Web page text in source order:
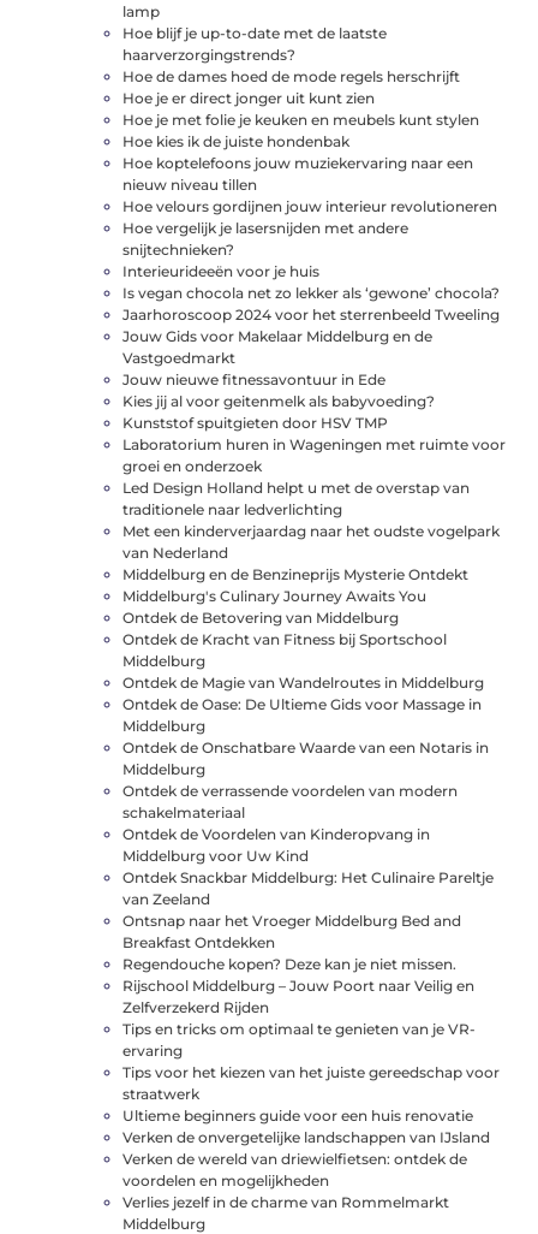
lamp
Hoe blijf je up-to-date met de laatste
haarverzorgingstrends?
Hoe de dames hoed de mode regels herschrijft
Hoe je er direct jonger uit kunt zien
Hoe je met folie je keuken en meubels kunt stylen
Hoe kies ik de juiste hondenbak
Hoe koptelefoons jouw muziekervaring naar een
nieuw niveau tillen
Hoe velours gordijnen jouw interieur revolutioneren
Hoe vergelijk je lasersnijden met andere
snijtechnieken?
Interieurideeën voor je huis
Is vegan chocola net zo lekker als ‘gewone’ chocola?
Jaarhoroscoop 2024 voor het sterrenbeeld Tweeling
Jouw Gids voor Makelaar Middelburg en de
Vastgoedmarkt
Jouw nieuwe fitnessavontuur in Ede
Kies jij al voor geitenmelk als babyvoeding?
Kunststof spuitgieten door HSV TMP
Laboratorium huren in Wageningen met ruimte voor
groei en onderzoek
Led Design Holland helpt u met de overstap van
traditionele naar ledverlichting
Met een kinderverjaardag naar het oudste vogelpark
van Nederland
Middelburg en de Benzineprijs Mysterie Ontdekt
Middelburg's Culinary Journey Awaits You
Ontdek de Betovering van Middelburg
Ontdek de Kracht van Fitness bij Sportschool
Middelburg
Ontdek de Magie van Wandelroutes in Middelburg
Ontdek de Oase: De Ultieme Gids voor Massage in
Middelburg
Ontdek de Onschatbare Waarde van een Notaris in
Middelburg
Ontdek de verrassende voordelen van modern
schakelmateriaal
Ontdek de Voordelen van Kinderopvang in
Middelburg voor Uw Kind
Ontdek Snackbar Middelburg: Het Culinaire Pareltje
van Zeeland
Ontsnap naar het Vroeger Middelburg Bed and
Breakfast Ontdekken
Regendouche kopen? Deze kan je niet missen.
Rijschool Middelburg – Jouw Poort naar Veilig en
Zelfverzekerd Rijden
Tips en tricks om optimaal te genieten van je VR-
ervaring
Tips voor het kiezen van het juiste gereedschap voor
straatwerk
Ultieme beginners guide voor een huis renovatie
Verken de onvergetelijke landschappen van IJsland
Verken de wereld van driewielfietsen: ontdek de
voordelen en mogelijkheden
Verlies jezelf in de charme van Rommelmarkt
Middelburg